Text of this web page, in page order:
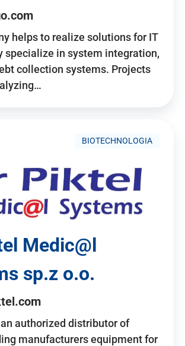
helps to realize solutions for IT
specialize in system integration,
collection systems. Projects
BIOTECHNOLOGIA
Medic@l
sp.z o.o.
authorized distributor of
manufacturers equipment for